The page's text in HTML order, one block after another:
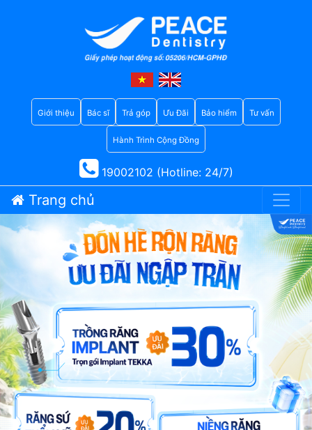
Giới thiệu Bác sĩ Trả góp Ưu Đãi Bảo hiểm Tư vấn
Hành Trình Cộng Đồng
19002102 (Hotline: 24/7)
Trang chủ